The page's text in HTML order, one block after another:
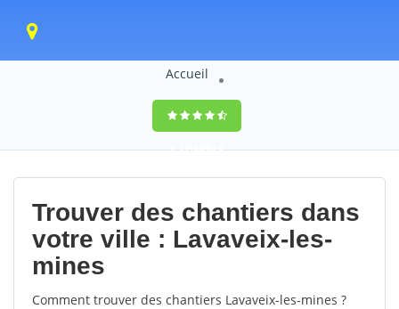
Accueil
9,5(100%)0
votes
Trouver des chantiers dans
votre ville : Lavaveix-les-
mines
Comment trouver des chantiers Lavaveix-les-mines ?